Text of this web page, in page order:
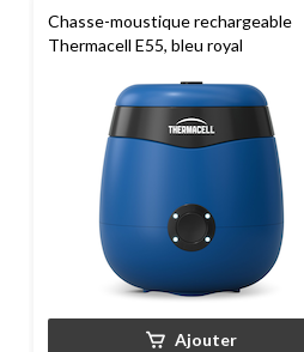
Chasse-moustique rechargeable
Thermacell E55, bleu royal
Ajouter